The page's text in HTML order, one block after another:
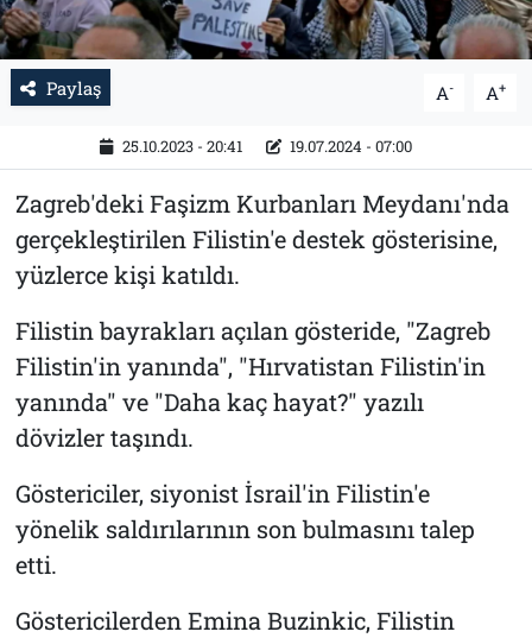
Paylaş A- A+
25.10.2023 - 20:41 19.07.2024 - 07:00
Zagreb'deki Faşizm Kurbanları Meydanı'nda
gerçekleştirilen Filistin'e destek gösterisine,
yüzlerce kişi katıldı.
Filistin bayrakları açılan gösteride, "Zagreb
Filistin'in yanında", "Hırvatistan Filistin'in
yanında" ve "Daha kaç hayat?" yazılı
dövizler taşındı.
Göstericiler, siyonist İsrail'in Filistin'e
yönelik saldırılarının son bulmasını talep
etti.
Göstericilerden Emina Buzinkic, Filistin
Künye